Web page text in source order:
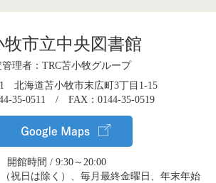
牧市立中央図書館
管理者：TRC苫小牧グループ
北海道苫小牧市末広町3丁目1-15
35-0511 / FAX：0144-35-0519
開館時間 / 9:30～20:00
祝日は除く）、毎月最終金曜日、年末年始